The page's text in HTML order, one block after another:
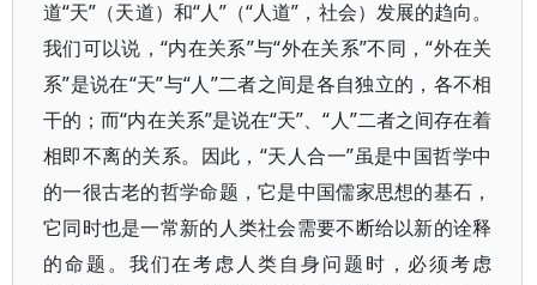
道“天”（天道）和“人”（“人道”，社会）发展的趋向。
我们可以说，“内在关系”与“外在关系”不同，“外在关
系”是说在“天”与“人”二者之间是各自独立的，各不相
干的；而“内在关系”是说在“天”、“人”二者之间存在着
相即不离的关系。因此，“天人合一”虽是中国哲学中
的一很古老的哲学命题，它是中国儒家思想的基石，
它同时也是一常新的人类社会需要不断给以新的诠释
的命题。我们在考虑人类自身问题时，必须考虑